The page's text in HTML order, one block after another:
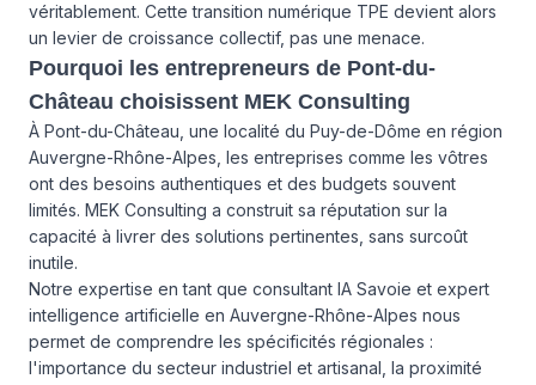
véritablement. Cette transition numérique TPE devient alors
un levier de croissance collectif, pas une menace.
Pourquoi les entrepreneurs de Pont-du-
Château choisissent MEK Consulting
À Pont-du-Château, une localité du Puy-de-Dôme en région
Auvergne-Rhône-Alpes, les entreprises comme les vôtres
ont des besoins authentiques et des budgets souvent
limités. MEK Consulting a construit sa réputation sur la
capacité à livrer des solutions pertinentes, sans surcoût
inutile.
Notre expertise en tant que consultant IA Savoie et expert
intelligence artificielle en Auvergne-Rhône-Alpes nous
permet de comprendre les spécificités régionales :
l'importance du secteur industriel et artisanal, la proximité